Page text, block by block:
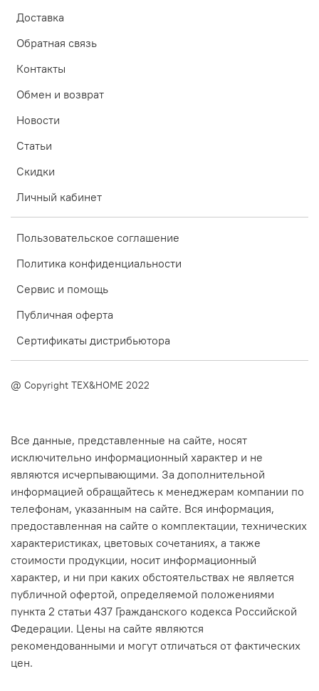
Доставка
Обратная связь
Контакты
Обмен и возврат
Новости
Статьи
Скидки
Личный кабинет
Пользовательское соглашение
Политика конфиденциальности
Сервис и помощь
Публичная оферта
Сертификаты дистрибьютора
@ Copyright TEX&HOME 2022
Все данные, представленные на сайте, носят
исключительно информационный характер и не
являются исчерпывающими. За дополнительной
информацией обращайтесь к менеджерам компании по
телефонам, указанным на сайте. Вся информация,
предоставленная на сайте о комплектации, технических
характеристиках, цветовых сочетаниях, а также
стоимости продукции, носит информационный
характер, и ни при каких обстоятельствах не является
публичной офертой, определяемой положениями
пункта 2 статьи 437 Гражданского кодекса Российской
Федерации. Цены на сайте являются
рекомендованными и могут отличаться от фактических
цен.